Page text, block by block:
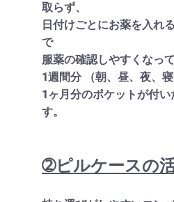
取らず、
日付けごとにお薬を入れ
で
服薬の確認しやすくなって
1週間分 （朝、昼、夜、
1ヶ月分のポケットが付
す。
➁ピルケースの